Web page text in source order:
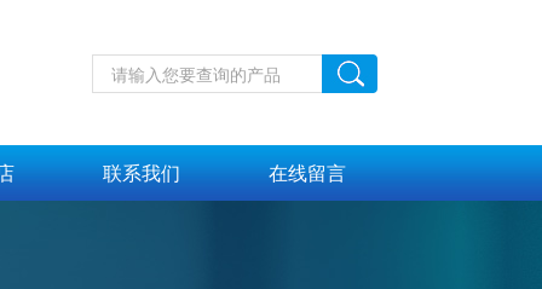
联系我们 在线留言